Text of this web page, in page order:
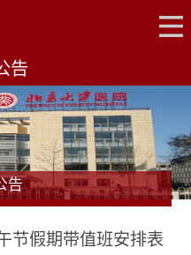
告
告
节假期带值班安排表